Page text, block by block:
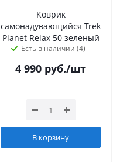
Коврик
самонадувающийся Trek
Planet Relax 50 зеленый
Есть в наличии (4)
4 990 руб./шт
В корзину